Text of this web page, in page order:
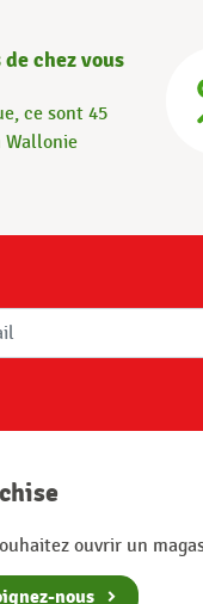
chez vous
ce sont 45
Wallonie
ouvrir un
nous